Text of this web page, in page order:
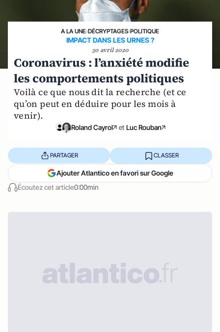
A LA UNE›DÉCRYPTAGES›POLITIQUE
IMPACT DANS LES URNES ?
30 avril 2020
Coronavirus : l’anxiété modifie
les comportements politiques
Voilà ce que nous dit la recherche (et ce
qu’on peut en déduire pour les mois à
venir).
Roland Cayrol et Luc Rouban
Écoutez cet article0:00min
PARTAGER CLASSER
Ajouter Atlantico en favori sur Google